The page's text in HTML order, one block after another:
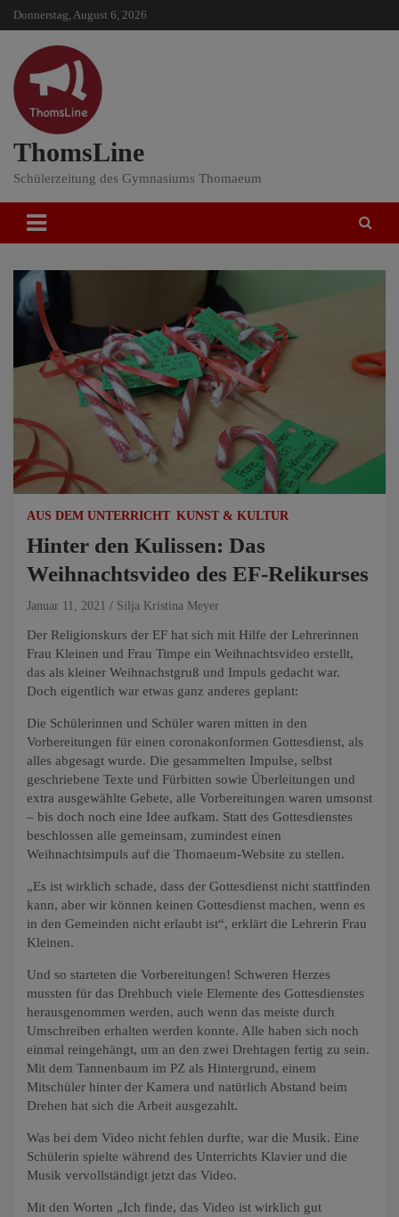
SkipDonnerstag, August 6, 2026
ThomsLine
Schülerzeitung des Gymnasiums Thomaeum
AUS DEM UNTERRICHT KUNST & KULTUR
Hinter den Kulissen: Das
Weihnachtsvideo des EF-Relikurses
Januar 11, 2021 Silja Kristina Meyer
Der Religionskurs der EF hat sich mit Hilfe der Lehrerinnen
Frau Kleinen und Frau Timpe ein Weihnachtsvideo erstellt,
das als kleiner Weihnachstgruß und Impuls gedacht war.
Doch eigentlich war etwas ganz anderes geplant:
Die Schülerinnen und Schüler waren mitten in den
Vorbereitungen für einen coronakonformen Gottesdienst, als
alles abgesagt wurde. Die gesammelten Impulse, selbst
geschriebene Texte und Fürbitten sowie Überleitungen und
extra ausgewählte Gebete, alle Vorbereitungen waren umsonst
– bis doch noch eine Idee aufkam. Statt des Gottesdienstes
beschlossen alle gemeinsam, zumindest einen
Weihnachtsimpuls auf die Thomaeum-Website zu stellen.
„Es ist wirklich schade, dass der Gottesdienst nicht stattfinden
kann, aber wir können keinen Gottesdienst machen, wenn es
in den Gemeinden nicht erlaubt ist“, erklärt die Lehrerin Frau
Kleinen.
Und so starteten die Vorbereitungen! Schweren Herzes
mussten für das Drehbuch viele Elemente des Gottesdienstes
herausgenommen werden, auch wenn das meiste durch
Umschreiben erhalten werden konnte. Alle haben sich noch
einmal reingehängt, um an den zwei Drehtagen fertig zu sein.
Mit dem Tannenbaum im PZ als Hintergrund, einem
Mitschüler hinter der Kamera und natürlich Abstand beim
Drehen hat sich die Arbeit ausgezahlt.
Was bei dem Video nicht fehlen durfte, war die Musik. Eine
Schülerin spielte während des Unterrichts Klavier und die
Musik vervollständigt jetzt das Video.
Mit den Worten „Ich finde, das Video ist wirklich gut